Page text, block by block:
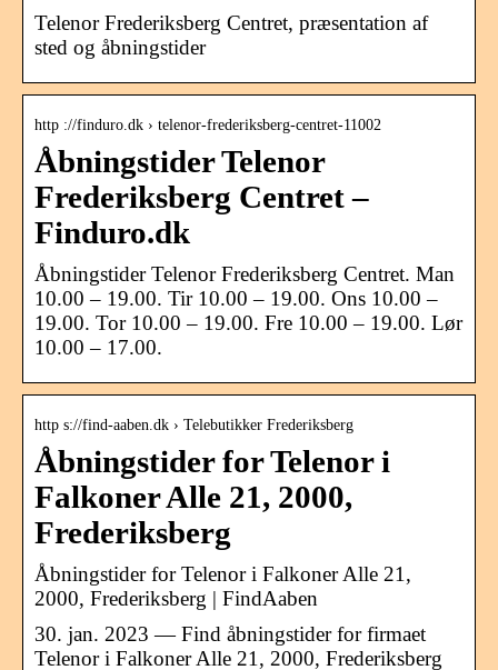
Telenor Frederiksberg Centret, præsentation af
sted og åbningstider
http ://finduro.dk › telenor-frederiksberg-centret-11002
Åbningstider Telenor
Frederiksberg Centret –
Finduro.dk
Åbningstider Telenor Frederiksberg Centret. Man
10.00 – 19.00. Tir 10.00 – 19.00. Ons 10.00 –
19.00. Tor 10.00 – 19.00. Fre 10.00 – 19.00. Lør
10.00 – 17.00.
http s://find-aaben.dk › Telebutikker Frederiksberg
Åbningstider for Telenor i
Falkoner Alle 21, 2000,
Frederiksberg
Åbningstider for Telenor i Falkoner Alle 21,
2000, Frederiksberg | FindAaben
30. jan. 2023 — Find åbningstider for firmaet
Telenor i Falkoner Alle 21, 2000, Frederiksberg